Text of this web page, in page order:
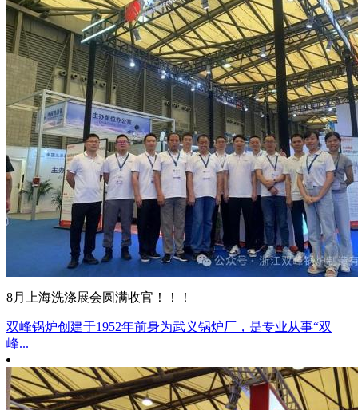
8月上海洗涤展会圆满收官！！！
双峰锅炉创建于1952年前身为武义锅炉厂，是专业从事“双
峰...